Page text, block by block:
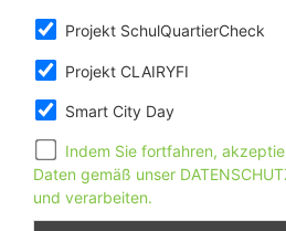
Projekt SchulQuartierCheck
Projekt CLAIRYFI
Smart City Day
Indem Sie fortfahren,
Daten gemäß unser
und verarbeiten.